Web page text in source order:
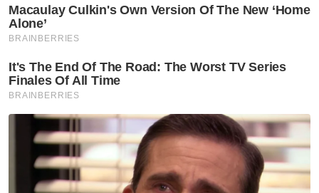
kanan Jabatan Alam Sekitar (JAS).
Tambah beliau, MATF juga mencatat
kejayaan besar melumpuhkan kartel
penyeludupan diesel bernilai RM247 juta
menerusi Op Karen pada September 2025.
Artikel Berkaitan:
'Saya tidak akan berdiam diri selepas bersara' -
Azam Baki
'Dunia bukan untuk dirunsingkan tapi diuruskan' -